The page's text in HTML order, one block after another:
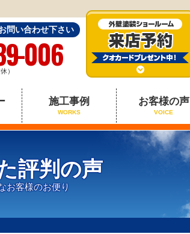
問い合わせ下さい
006
）
施工事例
WORKS
お客様の声
VOICE
評判の声
お客様のお便り